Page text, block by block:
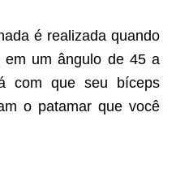
é realizada quando
em um ângulo de 45 a
com que seu bíceps
o patamar que você